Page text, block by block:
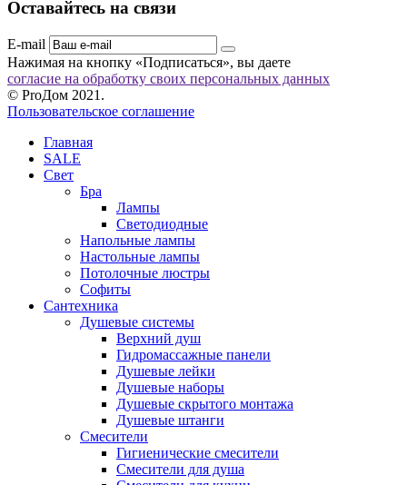
Оставайтесь на связи
E-mail
Нажимая на кнопку «Подписаться», вы даете
согласие на обработку своих персональных данных
© ProДом 2021.
Пользовательское соглашение
Главная
SALE
Свет
Бра
Лампы
Светодиодные
Напольные лампы
Настольные лампы
Потолочные люстры
Софиты
Сантехника
Душевые системы
Верхний душ
Гидромассажные панели
Душевые лейки
Душевые наборы
Душевые скрытого монтажа
Душевые штанги
Смесители
Гигиенические смесители
Смесители для душа